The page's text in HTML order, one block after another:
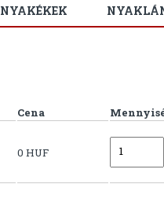
NYAKÉKEK
Cena
0 HUF